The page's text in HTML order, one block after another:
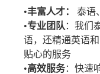
•丰富人才：
泰语
•专业团队 ：我们
语，还精通英语
贴心的服务
•高效服务：快速